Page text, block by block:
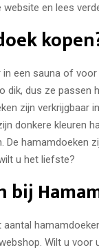
en lees
een sauna of
dik, dus ze
zijn verkrijgbaar
donkere kleuren
De hamamdoeken
u het liefste?
bij
Wilt u